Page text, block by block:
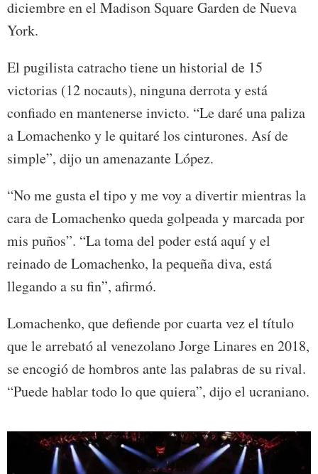
diciembre en el Madison Square Garden de Nueva
York.
El pugilista catracho tiene un historial de 15
victorias (12 nocauts), ninguna derrota y está
confiado en mantenerse invicto. “Le daré una paliza
a Lomachenko y le quitaré los cinturones. Así de
simple”, dijo un amenazante López.
“No me gusta el tipo y me voy a divertir mientras la
cara de Lomachenko queda golpeada y marcada por
mis puños”. “La toma del poder está aquí y el
reinado de Lomachenko, la pequeña diva, está
llegando a su fin”, afirmó.
Lomachenko, que defiende por cuarta vez el título
que le arrebató al venezolano Jorge Linares en 2018,
se encogió de hombros ante las palabras de su rival.
“Puede hablar todo lo que quiera”, dijo el ucraniano.